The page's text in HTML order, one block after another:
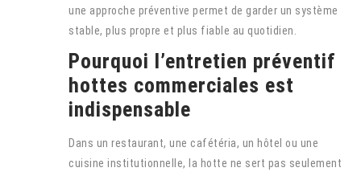
une approche préventive permet de garder un système
stable, plus propre et plus fiable au quotidien.
Pourquoi l’entretien préventif
hottes commerciales est
indispensable
Dans un restaurant, une cafétéria, un hôtel ou une
cuisine institutionnelle, la hotte ne sert pas seulement